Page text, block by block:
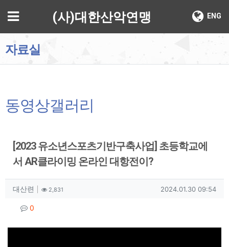
메뉴 ENG
(사)대한산악연맹
자료실
동영상갤러리
[2023 유소년스포츠기반구축사업] 초등학교에
서 AR클라이밍 온라인 대항전이?
작성자 정보
대산련 작성2,831조회 작성일
2024.01.30 09:54
컨텐츠 정보
0
본문